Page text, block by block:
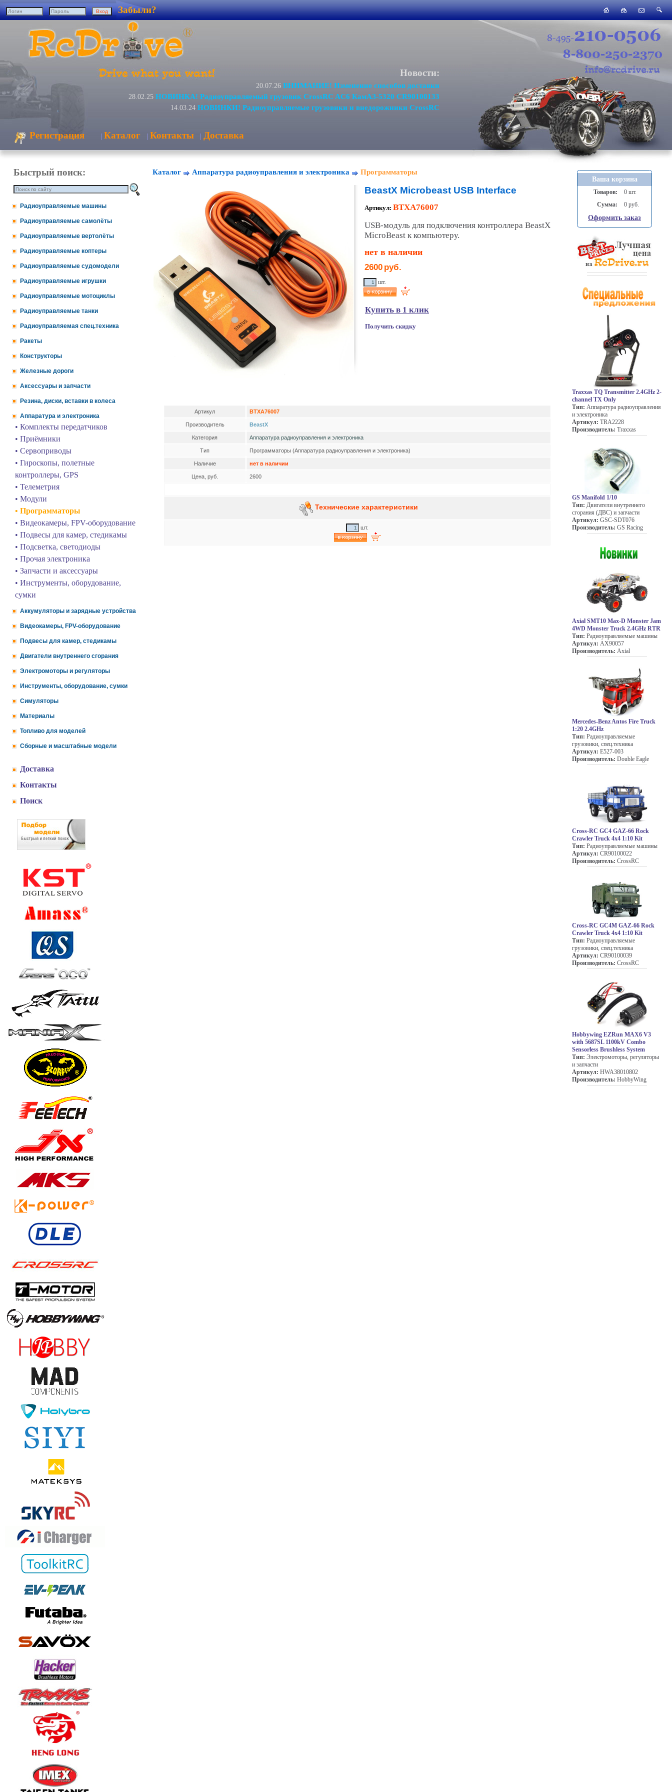
Забыли?
Новости:
20.07.26 ВНИМАНИЕ! Изменение способов доставки
28.02.25 НОВИНКА! Радиоуправляемый грузовик CrossRC AC6 КамАЗ-5320 CR90100133
14.03.24 НОВИНКИ! Радиоуправляемые грузовики и внедорожники CrossRC
Регистрация | Каталог | Контакты | Доставка
Быстрый поиск:
Радиоуправляемые машины
Радиоуправляемые самолёты
Радиоуправляемые вертолёты
Радиоуправляемые коптеры
Радиоуправляемые судомодели
Радиоуправляемые игрушки
Радиоуправляемые мотоциклы
Радиоуправляемые танки
Радиоуправляемая спец.техника
Ракеты
Конструкторы
Железные дороги
Аксессуары и запчасти
Резина, диски, вставки в колеса
Аппаратура и электроника
• Комплекты передатчиков
• Приёмники
• Сервоприводы
• Гироскопы, полетные
контроллеры, GPS
• Телеметрия
• Модули
• Программаторы
• Видеокамеры, FPV-оборудование
• Подвесы для камер, стедикамы
• Подсветка, светодиоды
• Прочая электроника
• Запчасти и аксессуары
• Инструменты, оборудование,
сумки
Аккумуляторы и зарядные устройства
Видеокамеры, FPV-оборудование
Подвесы для камер, стедикамы
Двигатели внутреннего сгорания
Электромоторы и регуляторы
Инструменты, оборудование, сумки
Симуляторы
Материалы
Топливо для моделей
Сборные и масштабные модели
Доставка
Контакты
Поиск
Каталог Аппаратура радиоуправления и электроника Программаторы
BeastX Microbeast USB Interface
Артикул: BTXA76007
USB-модуль для подключения контроллера BeastX
MicroBeast к компьютеру.
нет в наличии
2600 руб.
шт.
Купить в 1 клик
Получить скидку
Артикул BTXA76007
Производитель BeastX
Категория Аппаратура радиоуправления и электроника
Тип Программаторы (Аппаратура радиоуправления и электроника)
Наличие нет в наличии
Цена, руб. 2600
Технические характеристики
шт.
Ваша корзина
Товаров:
0 шт.
Сумма:
0 руб.
Оформить заказ
Traxxas TQ Transmitter 2.4GHz 2-
channel TX Only
Тип: Аппаратура радиоуправления
и электроника
Артикул: TRA2228
Производитель: Traxxas
GS Manifold 1/10
Тип: Двигатели внутреннего
сгорания (ДВС) и запчасти
Артикул: GSC-SDT076
Производитель: GS Racing
Axial SMT10 Max-D Monster Jam
4WD Monster Truck 2.4GHz RTR
Тип: Радиоуправляемые машины
Артикул: AX90057
Производитель: Axial
Mercedes-Benz Antos Fire Truck
1:20 2.4GHz
Тип: Радиоуправляемые
грузовики, спец.техника
Артикул: E527-003
Производитель: Double Eagle
Cross-RC GC4 GAZ-66 Rock
Crawler Truck 4x4 1:10 Kit
Тип: Радиоуправляемые машины
Артикул: CR90100022
Производитель: CrossRC
Cross-RC GC4M GAZ-66 Rock
Crawler Truck 4x4 1:10 Kit
Тип: Радиоуправляемые
грузовики, спец.техника
Артикул: CR90100039
Производитель: CrossRC
Hobbywing EZRun MAX6 V3
with 5687SL 1100kV Combo
Sensorless Brushless System
Тип: Электромоторы, регуляторы
и запчасти
Артикул: HWA38010802
Производитель: HobbyWing